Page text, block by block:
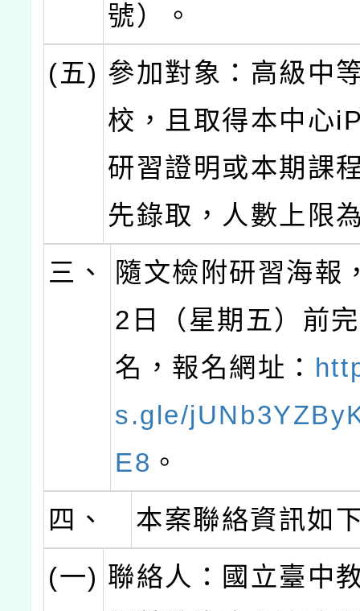
號）。
(五) 參加對象：高級中
校，且取得本中心
研習證明或本期課
先錄取，人數上限
三、
隨文檢附研習海報
2日（星期五）前
名，報名網址：
s.gle/
E8 。
四、
本案聯絡資訊如
(一) 聯絡人：國立臺中